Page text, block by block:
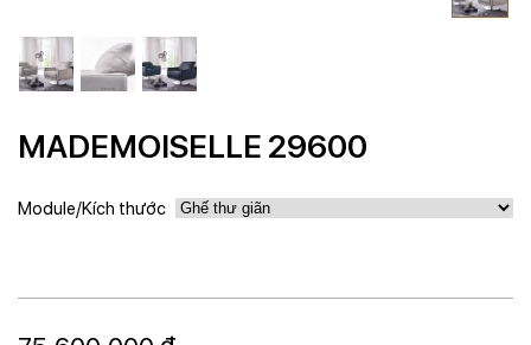
MADEMOISELLE 29600
Module/Kích thước